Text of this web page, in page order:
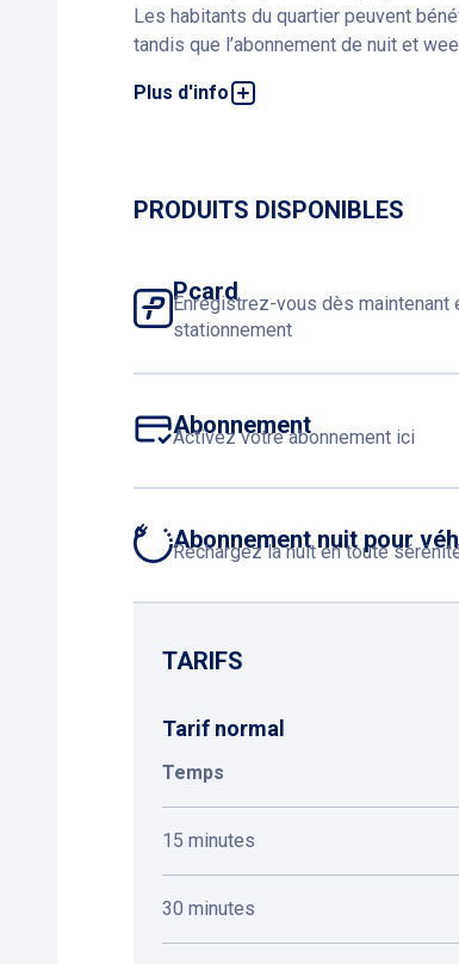
Les habitants du quartier peuvent
tandis que l’abonnement de nuit et
Plus d'info
Une réduction de 30 % s’applique
PRODUITS DISPONIBLES
Pcard
Enregistrez-vous dès
stationnement
Abonnement
Activez votre abonnement ici
Abonnement nuit pour
Rechargez la nuit en toute
TARIFS
Tarif normal
Temps
15 minutes
30 minutes